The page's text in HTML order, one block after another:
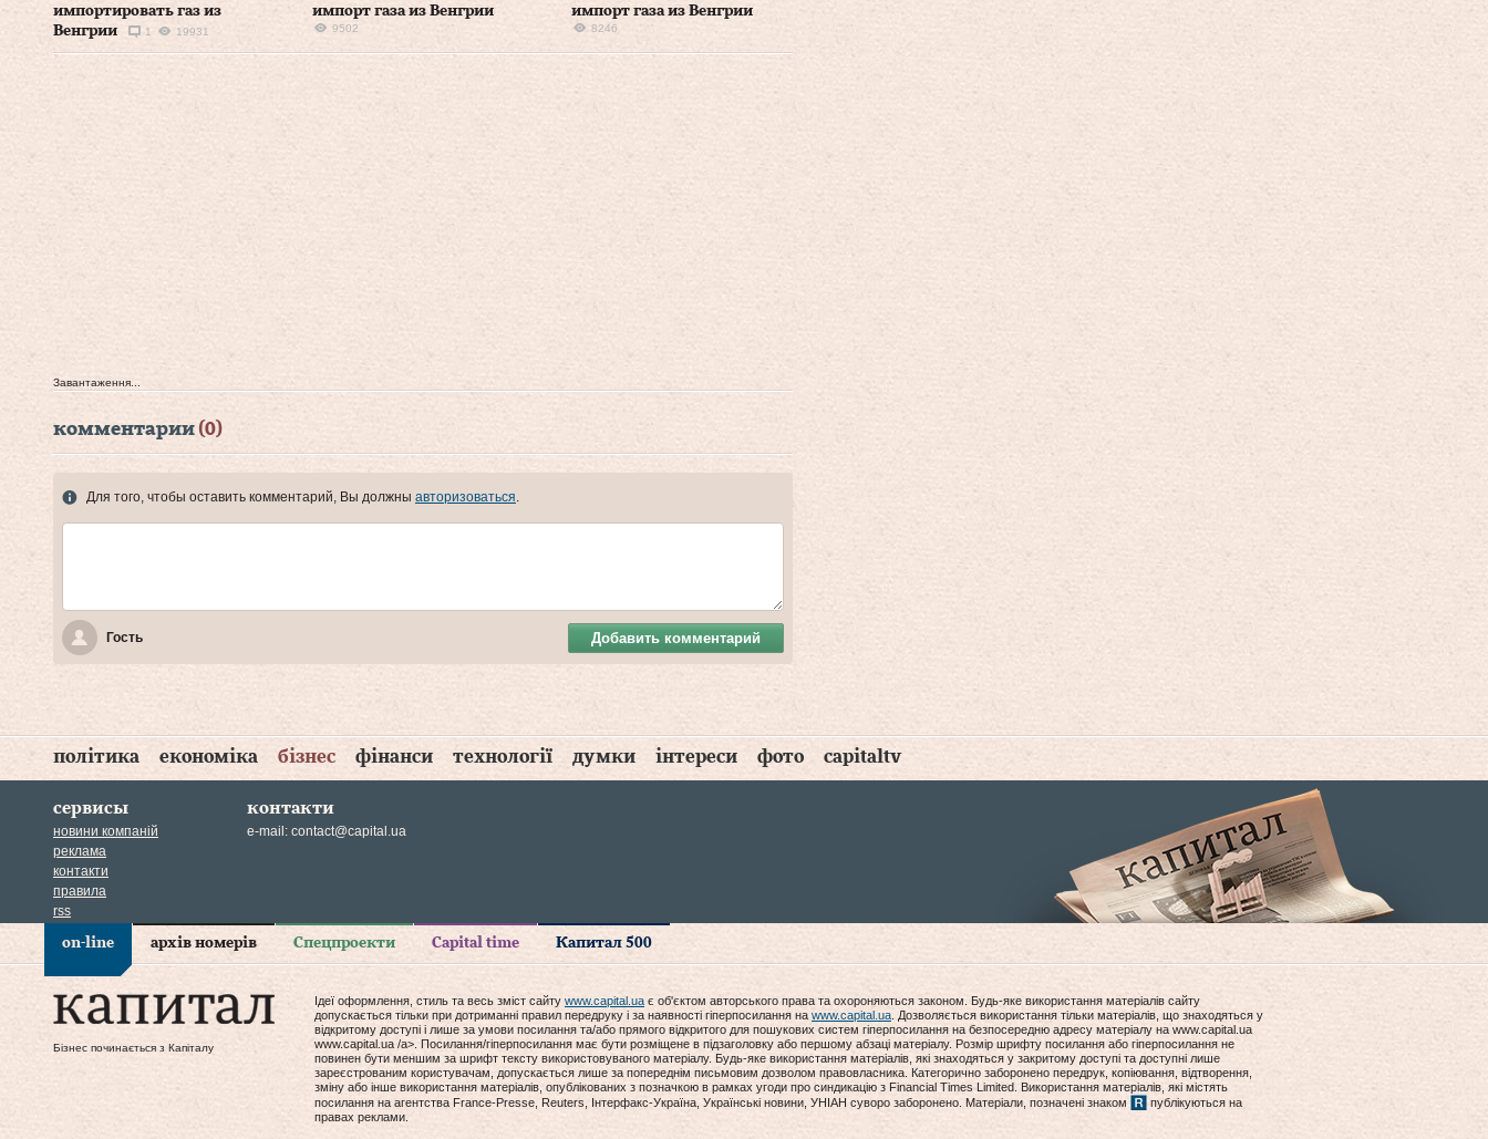
импортировать газ из
Венгрии
1 19931
импорт газа из Венгрии
9502
импорт газа из Венгрии
8246
Завантаження...
комментарии(0)
Для того, чтобы оставить комментарий, Вы должны авторизоваться.
Гость Добавить комментарий
політика економіка бізнес фінанси технології думки інтереси фото capitaltv
сервисы
новини компаній
реклама
контакти
правила
rss
контакти
e-mail: contact@capital.ua
on-line архів номерів Спецпроекти Capital time Капитал 500
Бізнес починається з Капіталу
Ідеї оформлення, стиль та весь зміст сайту www.capital.ua є об'єктом авторського права та охороняються законом. Будь-яке використання матеріалів сайту
допускається тільки при дотриманні правил передруку і за наявності гіперпосилання на www.capital.ua . Дозволяється використання тільки матеріалів, що знаходяться у
відкритому доступі і лише за умови посилання та/або прямого відкритого для пошукових систем гіперпосилання на безпосередню адресу матеріалу на www.capital.ua
www.capital.ua /a>. Посилання/гіперпосилання має бути розміщене в підзаголовку або першому абзаці матеріалу. Розмір шрифту посилання або гіперпосилання не
повинен бути меншим за шрифт тексту використовуваного матеріалу. Будь-яке використання матеріалів, які знаходяться у закритому доступі та доступні лише
зареєстрованим користувачам, допускається лише за попереднім письмовим дозволом правовласника. Категорично заборонено передрук, копіювання, відтворення,
зміну або інше використання матеріалів, опублікованих з позначкою в рамках угоди про синдикацію з Financial Times Limited. Використання матеріалів, які містять
посилання на агентства France-Presse, Reuters, Інтерфакс-Україна, Українські новини, УНІАН суворо заборонено. Матеріали, позначені знаком
публікуються на
правах реклами.